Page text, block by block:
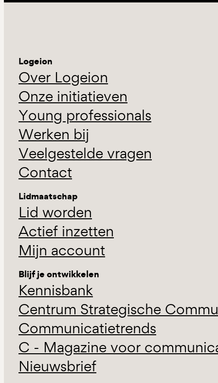
Logeion
Over Logeion
Onze initiatieven
Young professionals
Werken bij
Veelgestelde vragen
Contact
Lidmaatschap
Lid worden
Actief inzetten
Mijn account
Blijf je ontwikkelen
Kennisbank
Centrum Strategische
Communicatietrends
C - Magazine voor
Nieuwsbrief